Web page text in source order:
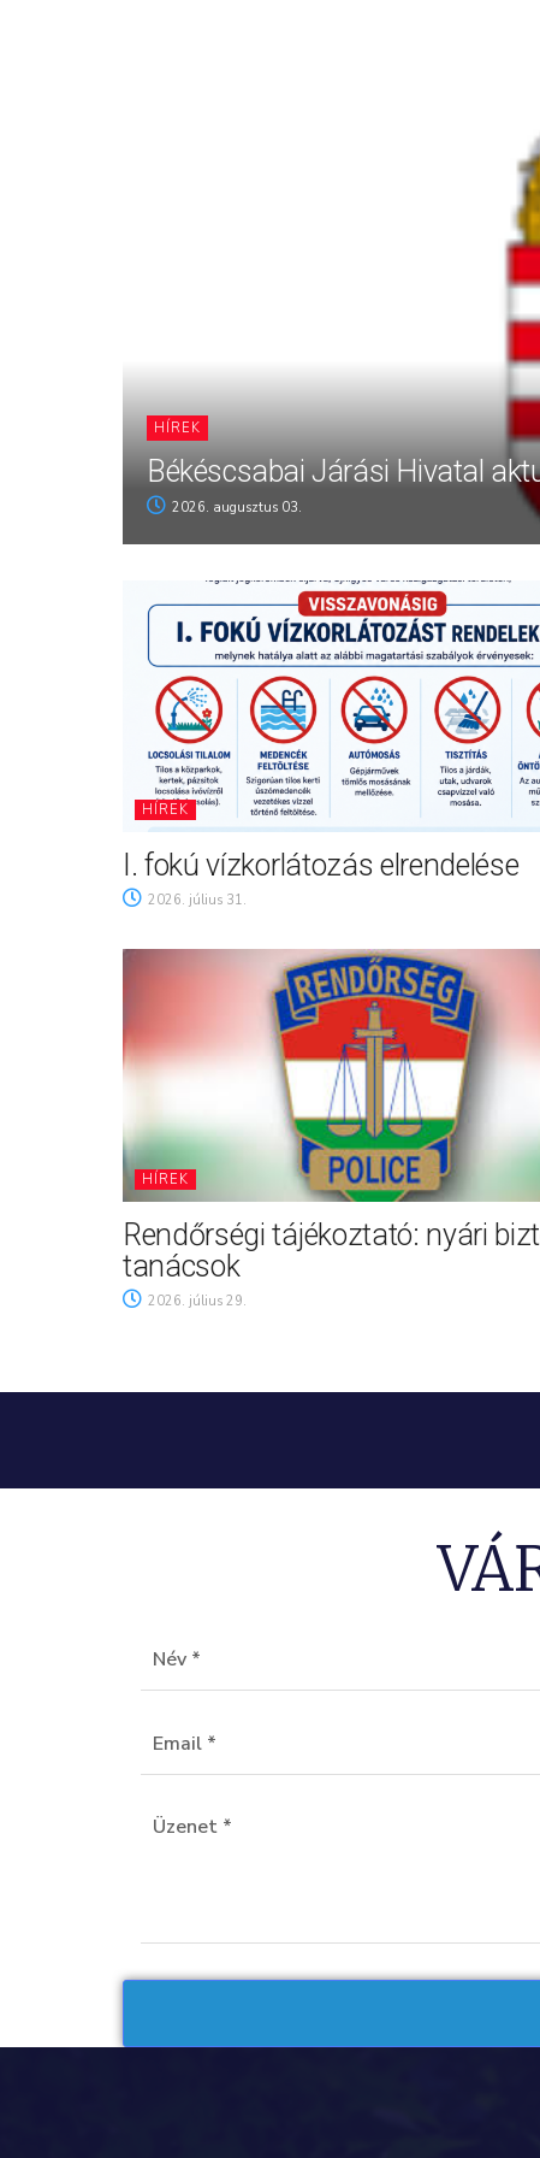
HÍREK
Békéscsabai Járási Hivatal
2026. augusztus 03.
HÍREK
I. fokú vízkorlátozás elrendelése
2026. július 31.
HÍREK
Rendőrségi tájékoztató: nyári
tanácsok
2026. július 29.